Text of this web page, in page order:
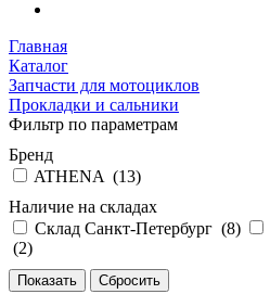
Главная
Каталог
Запчасти для мотоциклов
Прокладки и сальники
Фильтр по параметрам
Бренд
ATHENA (13)
Наличие на складах
Склад Санкт-Петербург (8)
(2)